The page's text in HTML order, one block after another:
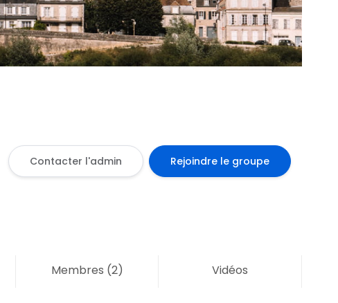
Contacter l'admin Rejoindre le groupe
Membres (2) Vidéos